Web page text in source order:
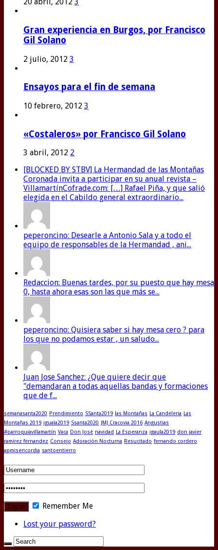
Gran experiencia en Burgos, por Francisco
Gil Solano
2 julio, 2012 3
Ensayos para el fin de semana
10 febrero, 2012 3
«Costaleros» por Francisco Gil Solano
3 abril, 2012 2
[BLOCKED BY STBV] La Hermandad de las Montañas
Coronada invita a participar en su anual revista –
VillamartínCofrade.com: […] Rafael Piña, y que salió
elegida en el Cabildo general extraordinario...
peperoncino: Desearle a Antonio Sala y a todo el
equipo de responsables de la Hermandad , ani...
Redaccion: Buenas tardes, por su puesto que hay mesa
0, hasta ahora esas son las que más se...
peperoncino: Quisiera saber si hay mesa cero ? para
los que no podamos estar , un saludo...
Juan Jose Sanchez: ¿Que quiere decir que
"demandaran a todas aquellas bandas y formaciones
que de f...
semanasanta2020 Prendimiento SSanta2019 las Montañas La Candeleria Las
Montañas 2019 iguala2019 Ssanta2020 JMJ Cracovia 2016 Angustias
#parroquiavillamartín Vaca Don José navidad La Esperanza igaula2019 don javier
ramirez fernandez Consejo Adoración Nocturna Resucitado fernando cordero
apmisericordia santoentierro
Remember Me
Lost your password?